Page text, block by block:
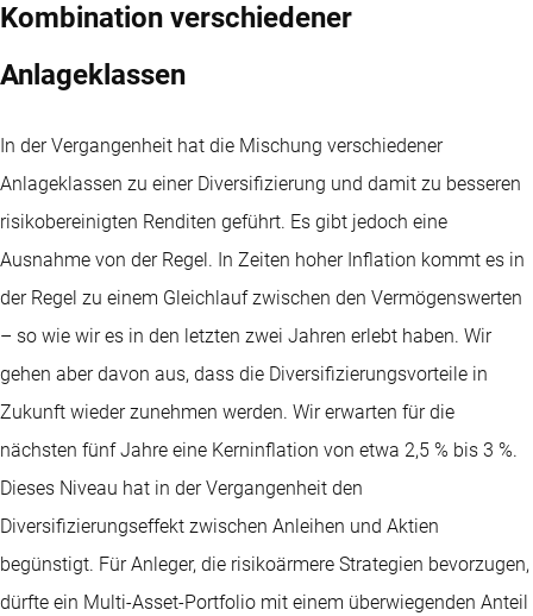
Kombination verschiedener
Anlageklassen
In der Vergangenheit hat die Mischung verschiedener
Anlageklassen zu einer Diversifizierung und damit zu besseren
risikobereinigten Renditen geführt. Es gibt jedoch eine
Ausnahme von der Regel. In Zeiten hoher Inflation kommt es in
der Regel zu einem Gleichlauf zwischen den Vermögenswerten
– so wie wir es in den letzten zwei Jahren erlebt haben. Wir
gehen aber davon aus, dass die Diversifizierungsvorteile in
Zukunft wieder zunehmen werden. Wir erwarten für die
nächsten fünf Jahre eine Kerninflation von etwa 2,5 % bis 3 %.
Dieses Niveau hat in der Vergangenheit den
Diversifizierungseffekt zwischen Anleihen und Aktien
begünstigt. Für Anleger, die risikoärmere Strategien bevorzugen,
dürfte ein Multi-Asset-Portfolio mit einem überwiegenden Anteil